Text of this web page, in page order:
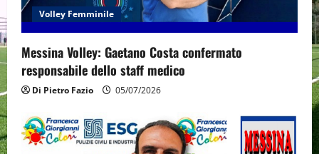
Volley Femminile
Messina Volley: Gaetano Costa confermato
responsabile dello staff medico
Di Pietro Fazio 05/07/2026